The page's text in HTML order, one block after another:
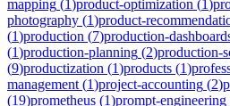
mapping (1)product-optimization (1)
photography (1)product-
(1)production (7)production-
(1)production-planning (2)production-
(9)productization (1)products (1)
management (1)project-accounting (2)
(19)prometheus (1)prompt-engineering